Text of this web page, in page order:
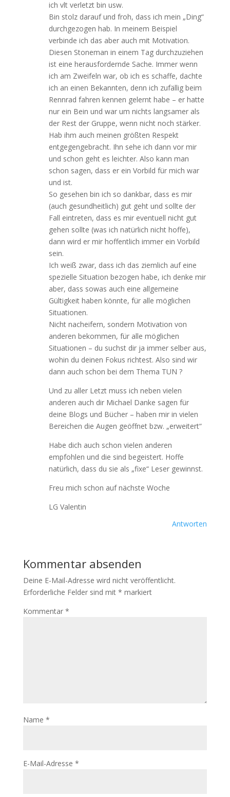
ich vlt verletzt bin usw.
Bin stolz darauf und froh, dass ich mein „Ding“
durchgezogen hab. In meinem Beispiel
verbinde ich das aber auch mit Motivation.
Diesen Stoneman in einem Tag durchzuziehen
ist eine herausfordernde Sache. Immer wenn
ich am Zweifeln war, ob ich es schaffe, dachte
ich an einen Bekannten, denn ich zufällig beim
Rennrad fahren kennen gelernt habe – er hatte
nur ein Bein und war um nichts langsamer als
der Rest der Gruppe, wenn nicht noch stärker.
Hab ihm auch meinen größten Respekt
entgegengebracht. Ihn sehe ich dann vor mir
und schon geht es leichter. Also kann man
schon sagen, dass er ein Vorbild für mich war
und ist.
So gesehen bin ich so dankbar, dass es mir
(auch gesundheitlich) gut geht und sollte der
Fall eintreten, dass es mir eventuell nicht gut
gehen sollte (was ich natürlich nicht hoffe),
dann wird er mir hoffentlich immer ein Vorbild
sein.
Ich weiß zwar, dass ich das ziemlich auf eine
spezielle Situation bezogen habe, ich denke mir
aber, dass sowas auch eine allgemeine
Gültigkeit haben könnte, für alle möglichen
Situationen.
Nicht nacheifern, sondern Motivation von
anderen bekommen, für alle möglichen
Situationen – du suchst dir ja immer selber aus,
wohin du deinen Fokus richtest. Also sind wir
dann auch schon bei dem Thema TUN ?
Und zu aller Letzt muss ich neben vielen
anderen auch dir Michael Danke sagen für
deine Blogs und Bücher – haben mir in vielen
Bereichen die Augen geöffnet bzw. „erweitert“
Habe dich auch schon vielen anderen
empfohlen und die sind begeistert. Hoffe
natürlich, dass du sie als „fixe“ Leser gewinnst.
Freu mich schon auf nächste Woche
LG Valentin
Antworten
Kommentar absenden
Deine E-Mail-Adresse wird nicht veröffentlicht.
Erforderliche Felder sind mit * markiert
Kommentar *
Name *
E-Mail-Adresse *